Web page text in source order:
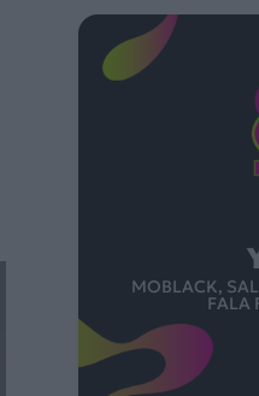
MOBLACK,
FALA